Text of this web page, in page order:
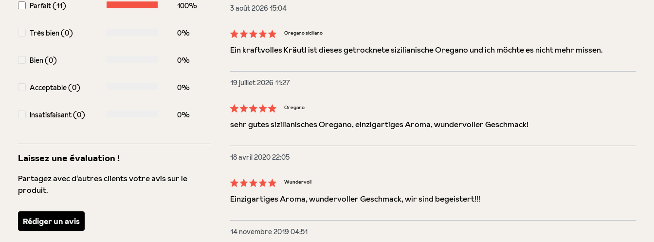
Parfait (11) 100%
Très bien (0) 0%
Bien (0) 0%
Acceptable (0) 0%
Insatisfaisant (0) 0%
Laissez une évaluation !
Partagez avec d'autres clients votre avis sur le
produit.
Rédiger un avis
3 août 2026 15:04
Évaluation avec une note de 5 sur 5 étoiles
Oregano siciliano
Ein kraftvolles Kräutl ist dieses getrocknete sizilianische Oregano und ich möchte es nicht mehr missen.
19 juillet 2026 11:27
Évaluation avec une note de 5 sur 5 étoiles
Oregano
sehr gutes sizilianisches Oregano, einzigartiges Aroma, wundervoller Geschmack!
18 avril 2020 22:05
Évaluation avec une note de 5 sur 5 étoiles
Wundervoll
Einzigartiges Aroma, wundervoller Geschmack, wir sind begeistert!!!
14 novembre 2019 04:51